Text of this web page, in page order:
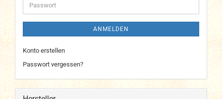
Passwort
ANMELDEN
Konto erstellen
Passwort vergessen?